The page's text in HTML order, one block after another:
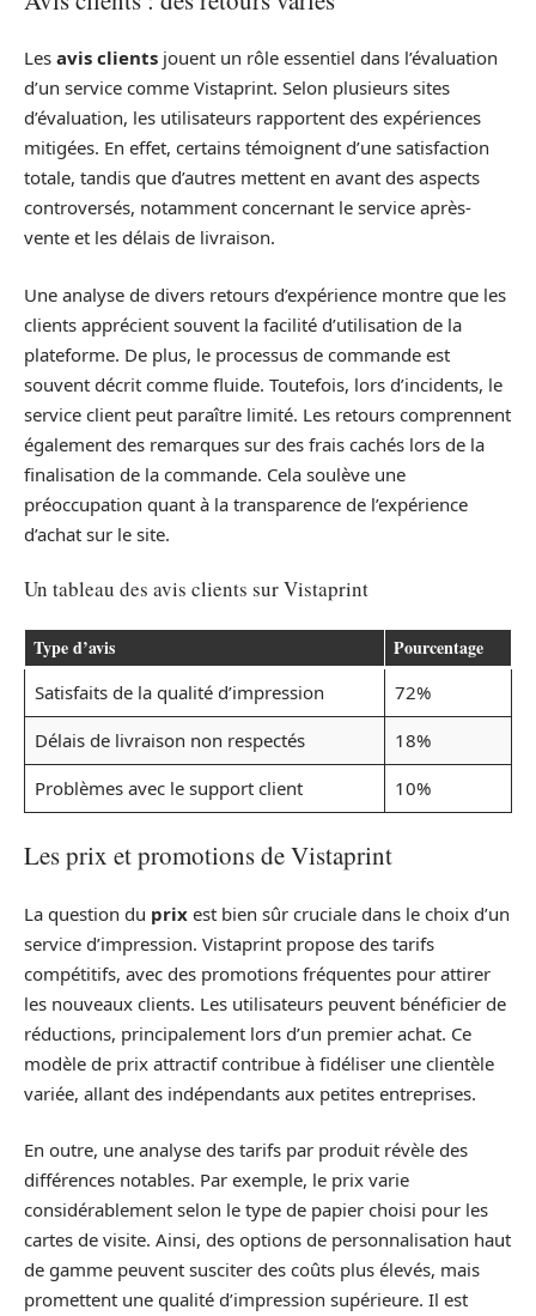
Les avis clients jouent un rôle essentiel dans l’évaluation
d’un service comme Vistaprint. Selon plusieurs sites
d’évaluation, les utilisateurs rapportent des expériences
mitigées. En effet, certains témoignent d’une satisfaction
totale, tandis que d’autres mettent en avant des aspects
controversés, notamment concernant le service après-
vente et les délais de livraison.
Une analyse de divers retours d’expérience montre que les
clients apprécient souvent la facilité d’utilisation de la
plateforme. De plus, le processus de commande est
souvent décrit comme fluide. Toutefois, lors d’incidents, le
service client peut paraître limité. Les retours comprennent
également des remarques sur des frais cachés lors de la
finalisation de la commande. Cela soulève une
préoccupation quant à la transparence de l’expérience
d’achat sur le site.
Un tableau des avis clients sur Vistaprint
Type d’avis Pourcentage
Satisfaits de la qualité d’impression
72%
Délais de livraison non respectés
18%
Problèmes avec le support client
10%
Les prix et promotions de Vistaprint
La question du prix est bien sûr cruciale dans le choix d’un
service d’impression. Vistaprint propose des tarifs
compétitifs, avec des promotions fréquentes pour attirer
les nouveaux clients. Les utilisateurs peuvent bénéficier de
réductions, principalement lors d’un premier achat. Ce
modèle de prix attractif contribue à fidéliser une clientèle
variée, allant des indépendants aux petites entreprises.
En outre, une analyse des tarifs par produit révèle des
différences notables. Par exemple, le prix varie
considérablement selon le type de papier choisi pour les
cartes de visite. Ainsi, des options de personnalisation haut
de gamme peuvent susciter des coûts plus élevés, mais
promettent une qualité d’impression supérieure. Il est